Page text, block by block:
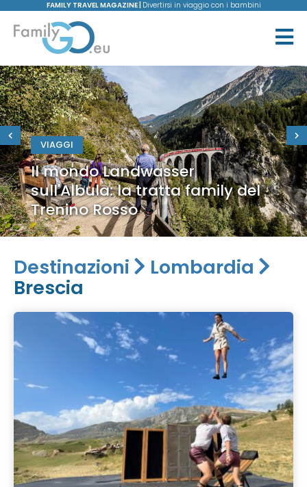
FAMILY TRAVEL MAGAZINE | Divertirsi in viaggio con i bambini
VIAGGI
Il mondo Landwasser
sull'Albula: la tratta family del
Trenino Rosso
Destinazioni
Lombardia
Brescia